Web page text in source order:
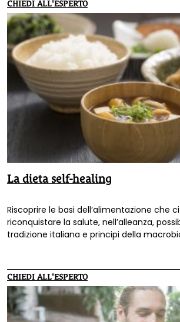
CHIEDI ALL'ESPERTO
La dieta self-healing
Riscoprire le basi dell’alimentazione che
riconquistare la salute, nell’alleanza,
tradizione italiana e principi della
CHIEDI ALL'ESPERTO